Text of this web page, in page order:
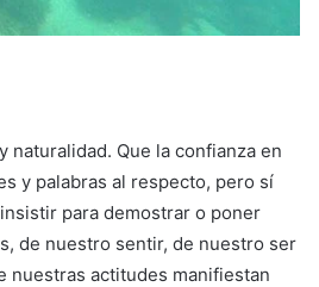
naturalidad. Que la confianza en
y palabras al respecto, pero sí
para demostrar o poner
de nuestro sentir, de nuestro ser
nuestras actitudes manifiestan